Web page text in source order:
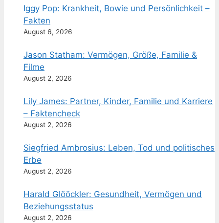
Iggy Pop: Krankheit, Bowie und Persönlichkeit –
Fakten
August 6, 2026
Jason Statham: Vermögen, Größe, Familie &
Filme
August 2, 2026
Lily James: Partner, Kinder, Familie und Karriere
– Faktencheck
August 2, 2026
Siegfried Ambrosius: Leben, Tod und politisches
Erbe
August 2, 2026
Harald Glööckler: Gesundheit, Vermögen und
Beziehungsstatus
August 2, 2026